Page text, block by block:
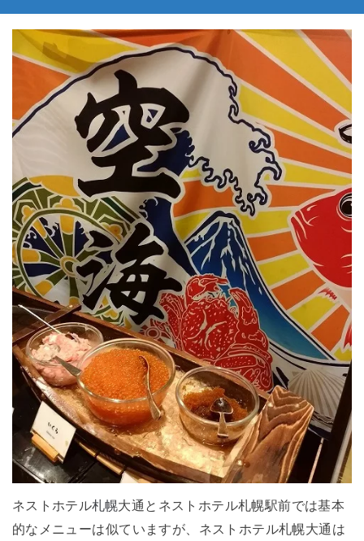
ネストホテル札幌大通とネストホテル札幌駅前では基本
的なメニューは似ていますが、ネストホテル札幌大通は